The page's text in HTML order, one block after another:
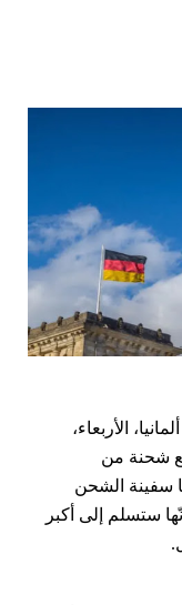
الأربعاء،
شحنة من
150 طناً تحملها سفينة الشحن
ستسلم إلى أكبر